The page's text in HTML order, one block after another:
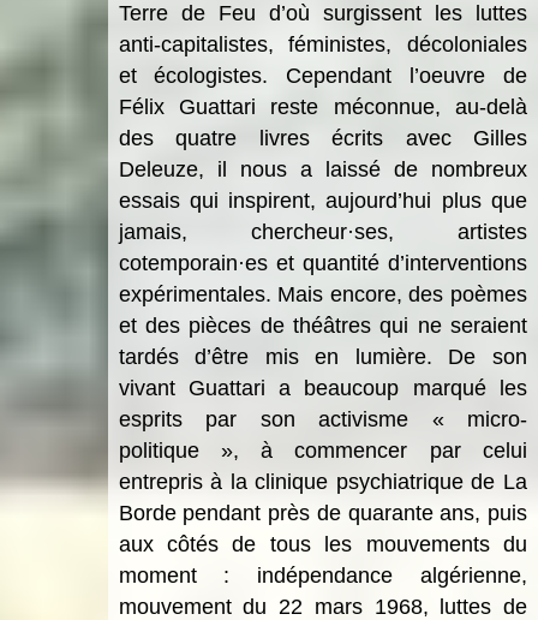
Terre de Feu d’où surgissent les luttes
anti-capitalistes, féministes, décoloniales
et écologistes. Cependant l’oeuvre de
Félix Guattari reste méconnue, au-delà
des quatre livres écrits avec Gilles
Deleuze, il nous a laissé de nombreux
essais qui inspirent, aujourd’hui plus que
jamais, chercheur·ses,
artistes
cotemporain·es et quantitéd’interventions
expérimentales. Mais encore, des poèmes
et des pièces de théâtres qui ne seraient
tardés d’être mis en lumière. De son
vivant Guattari a beaucoup marqué les
esprits par son activisme « micro-
politique », à commencer par celui
entrepris à la clinique psychiatrique de La
Borde pendant près de quarante ans, puis
aux côtés de tous les mouvements du
moment : indépendance algérienne,
mouvement du 22 mars 1968, luttes de